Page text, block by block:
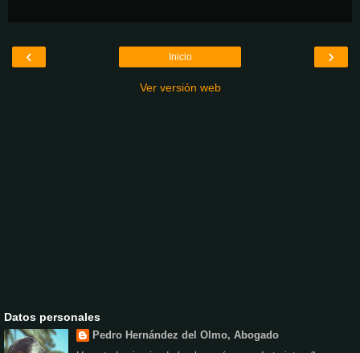
‹ ›
Inicio
Ver versión web
Datos personales
Pedro Hernández del Olmo, Abogado